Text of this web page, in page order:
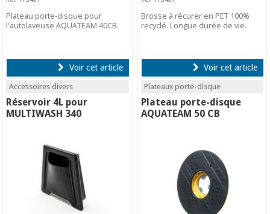
Plateau porte-disque pour
l'autolaveuse AQUATEAM 40CB.
Voir cet article
Brosse à récurer en PET 100%
recyclé. Longue durée de vie.
Voir cet article
Accessoires divers
Réservoir 4L pour
MULTIWASH 340
Plateaux porte-disque
Plateau porte-disque
AQUATEAM 50 CB